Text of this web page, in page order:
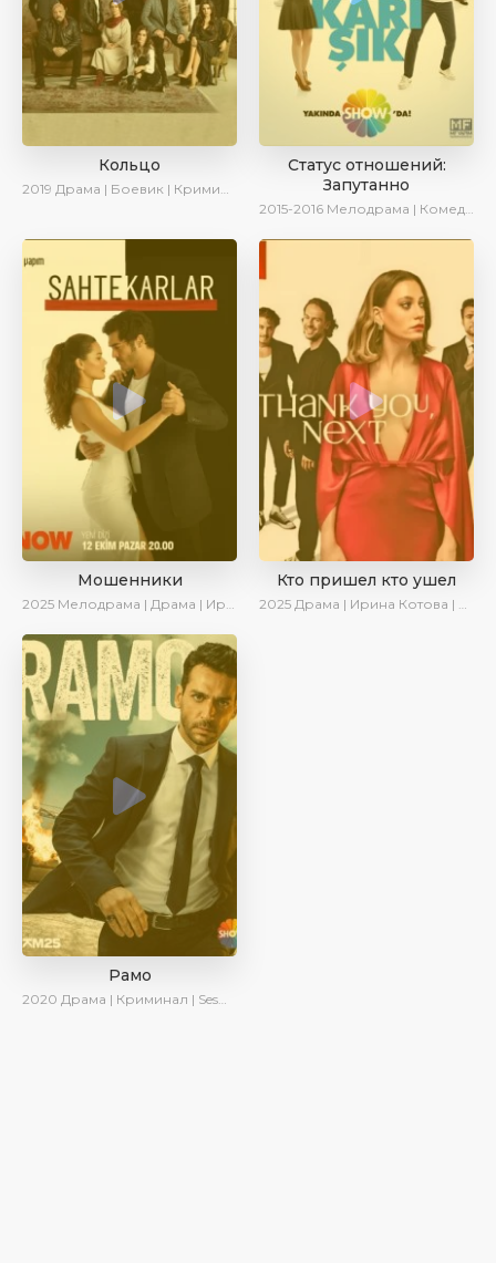
Кольцо
2019 Драма | Боевик | Криминал
Статус отношений:
Запутанно
2015-2016 Мелодрама | Комедия
Мошенники
2025 Мелодрама | Драма | Ирина Котова | AlisaDirilis | Новинки | Сериалы 2025
Кто пришел кто ушел
2025 Драма | Ирина Котова | Новинки | Сериалы 2025
Рамо
2020 Драма | Криминал | SesDizi | Ирина Котова